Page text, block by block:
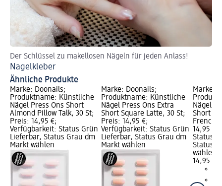
Der Schlüssel zu makellosen Nägeln für jeden Anlass!
Nagelkleber
Ähnliche Produkte
Marke: Doonails;
Produktname: Künstliche
Nägel Press Ons Short
Almond Pillow Talk, 30 St;
Preis: 14,95 €;
Verfügbarkeit: Status Grün
Lieferbar, Status Grau dm
Markt wählen
Marke: Doonails;
Produktname: Künstliche
Nägel Press Ons Extra
Short Square Latte, 30 St;
Preis: 14,95 €;
Verfügbarkeit: Status Grün
Lieferbar, Status Grau dm
Markt wählen
Marke:
Nägel
Short
French,
14,95 €;
Status
Status
wählen
14,95 €